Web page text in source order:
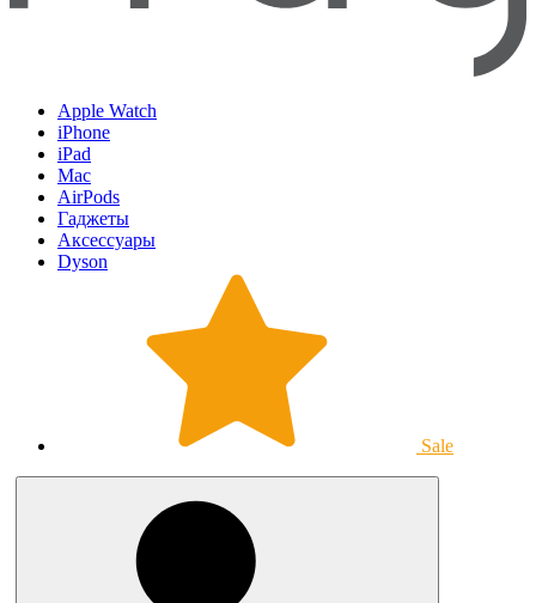
Apple Watch
iPhone
iPad
Mac
AirPods
Гаджеты
Аксессуары
Dyson
Sale